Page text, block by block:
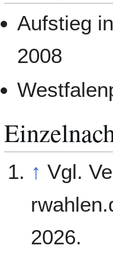
Aufstieg
2008
↑ Vgl.
2026.